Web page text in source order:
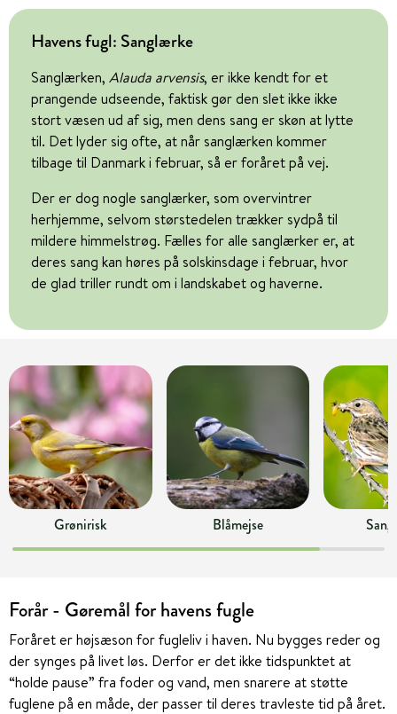
Havens fugl: Sanglærke
Sanglærken, Alauda arvensis, er ikke kendt for et
prangende udseende, faktisk gør den slet ikke ikke
stort væsen ud af sig, men dens sang er skøn at lytte
til. Det lyder sig ofte, at når sanglærken kommer
tilbage til Danmark i februar, så er foråret på vej.
Der er dog nogle sanglærker, som overvintrer
herhjemme, selvom størstedelen trækker sydpå til
mildere himmelstrøg. Fælles for alle sanglærker er, at
deres sang kan høres på solskinsdage i februar, hvor
de glad triller rundt om i landskabet og haverne.
Grønirisk Blåmejse
Forår - Gøremål for havens fugle
Foråret er højsæson for fugleliv i haven. Nu bygges reder og
der synges på livet løs. Derfor er det ikke tidspunktet at
“holde pause” fra foder og vand, men snarere at støtte
fuglene på en måde, der passer til deres travleste tid på året.